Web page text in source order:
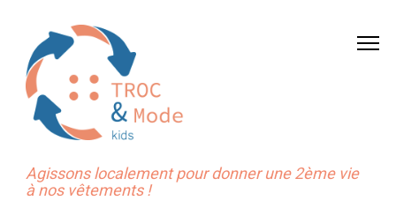
Agissons localement pour donner une 2ème vie
à nos vêtements !